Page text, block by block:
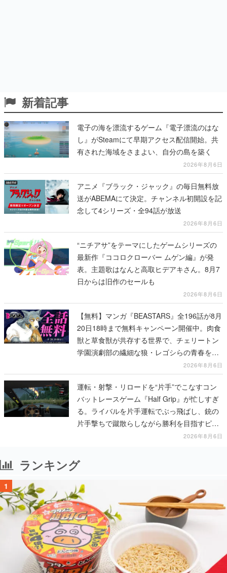
新着記事
電子の海を漂流するゲーム『電子漂流のはな
し』がSteamにて早期アクセス配信開始。共
有された海域をさまよい、自分の島を築く
2026年8月6日
アニメ『ブラック・ジャック』の毎日無料放
送がABEMAにて決定。チャンネル初開設を記
念して4シリーズ・全94話が放送
2026年8月6日
“ニチアサ”をテーマにしたゲームシリーズの
最新作『ココロクローバー ムゲン編』が発
表。主題歌はなんと高取ヒデアキさん。8月7
日からは旧作のセールも
2026年8月6日
【無料】マンガ『BEASTARS』全196話が8月
20日18時まで無料キャンペーン開催中。肉食
獣と草食獣が共存する世界で、チェリートン
学園演劇部の繊細な狼・レゴシらの青春を描
2026年8月6日
運転・射撃・リロードを“片手”でこなすコン
バットレースゲーム『Half Grip』が忙しすぎ
る。ライバルを片手運転でぶっ飛ばし、銃の
片手撃ちで蹴散らしながら勝利を目指すピク
2026年8月6日
ランキング
1